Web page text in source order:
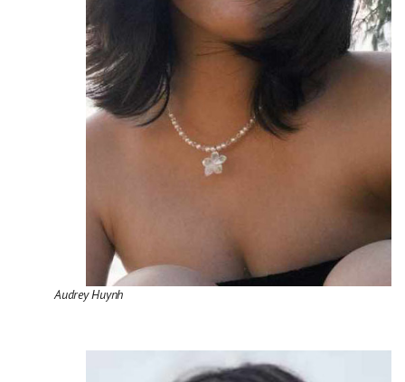
Audrey Huynh